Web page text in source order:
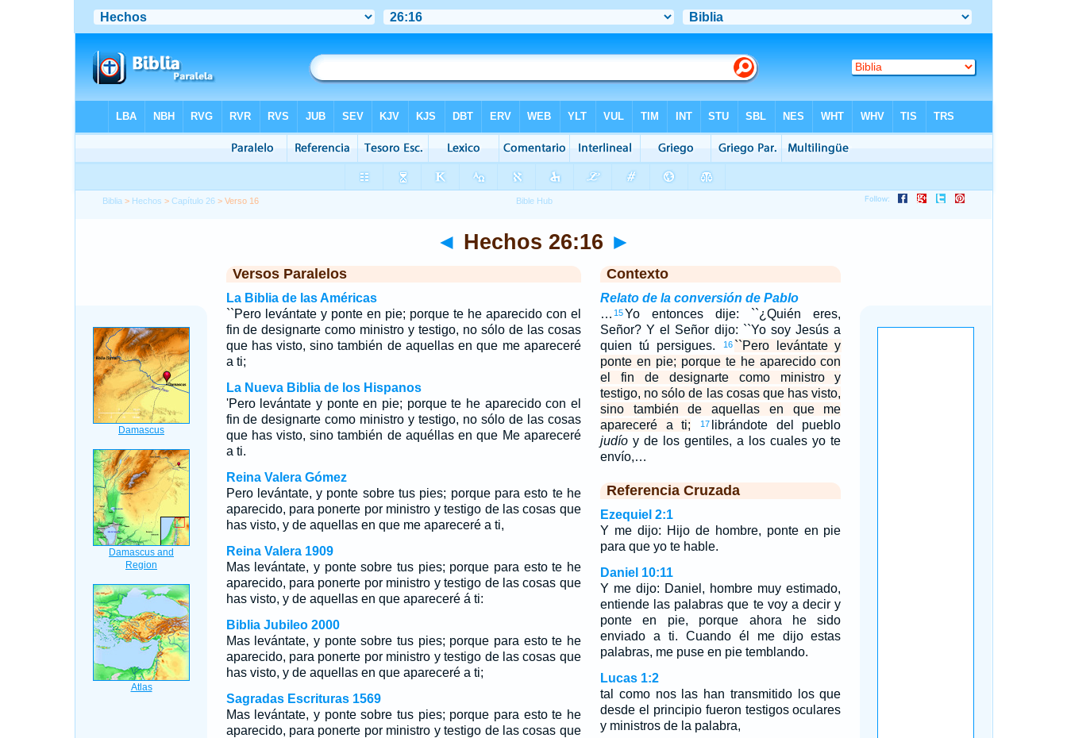
Biblia > Hechos >Capítulo 26 > Verso 16
◄ Hechos 26:16 ►
Versos Paralelos
La Biblia de las Américas
``Pero levántate y ponte en pie; porque te he aparecido con el
fin de designarte como ministro y testigo, no sólo de las cosas
que has visto, sino también de aquellas en que me apareceré
a ti;
La Nueva Biblia de los Hispanos
'Pero levántate y ponte en pie; porque te he aparecido con el
fin de designarte como ministro y testigo, no sólo de las cosas
que has visto, sino también de aquéllas en que Me apareceré
a ti.
Reina Valera Gómez
Pero levántate, y ponte sobre tus pies; porque para esto te he
aparecido, para ponerte por ministro y testigo de las cosas que
has visto, y de aquellas en que me apareceré a ti,
Reina Valera 1909
Mas levántate, y ponte sobre tus pies; porque para esto te he
aparecido, para ponerte por ministro y testigo de las cosas que
has visto, y de aquellas en que apareceré á ti:
Biblia Jubileo 2000
Mas levántate, y ponte sobre tus pies; porque para esto te he
aparecido, para ponerte por ministro y testigo de las cosas que
has visto, y de aquellas en que apareceré a ti;
Sagradas Escrituras 1569
Mas levántate, y ponte sobre tus pies; porque para esto te he
aparecido, para ponerte por ministro y testigo de las cosas que
Contexto
Relato de la conversión de Pablo
… 15Yo entonces dije: ``¿Quién eres,
Señor? Y el Señor dijo: ``Yo soy Jesús a
quien tú persigues.
16 ``Pero levántate y
ponte en pie; porque te he aparecido con
el fin de designarte como ministro y
testigo, no sólo de las cosas que has visto,
sino también de aquellas en que me
apareceré a ti;
17 librándote del pueblo
judíoy de los gentiles, a los cuales yo te
envío,…
Referencia Cruzada
Ezequiel 2:1
Y me dijo: Hijo de hombre, ponte en pie
para que yo te hable.
Daniel 10:11
Y me dijo: Daniel, hombre muy estimado,
entiende las palabras que te voy a decir y
ponte en pie, porque ahora he sido
enviado a ti. Cuando él me dijo estas
palabras, me puse en pie temblando.
Lucas 1:2
tal como nos las han transmitido los que
desde el principio fueron testigos oculares
y ministros de la palabra,